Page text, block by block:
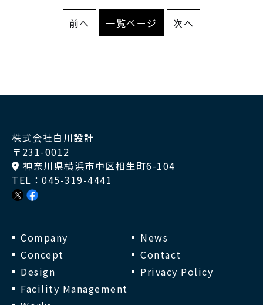
前へ 一覧ページ 次へ
株式会社白川設計
〒231-0012
神奈川県横浜市中区相生町6-104
TEL： 045-319-4441
Company
Concept
Design
Facility Management
News
Contact
Privacy Policy